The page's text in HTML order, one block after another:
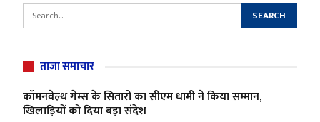
ताजा समाचार
कॉमनवेल्थ गेम्स के सितारों का सीएम धामी ने किया सम्मान,
खिलाड़ियों को दिया बड़ा संदेश